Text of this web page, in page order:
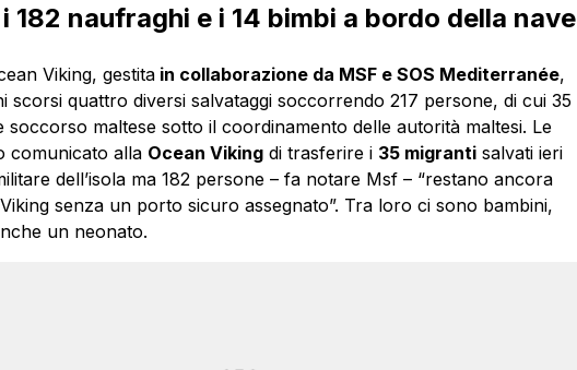
182 naufraghi e i 14 bimbi a bordo della nave
Viking, gestitain collaborazione da MSF e SOS Mediterranée,
scorsi quattro diversi salvataggi soccorrendo 217 persone, di cui 35
soccorso maltese sotto il coordinamento delle autorità maltesi. Le
comunicato alla Ocean Vikingdi trasferire i 35 migrantisalvati ieri
dell’isola ma 182 persone – fa notare Msf – “restano ancora
senza un porto sicuro assegnato”. Tra loro ci sono bambini,
un neonato.